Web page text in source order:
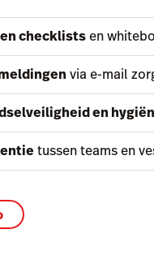
checklistsen
via e-mail
en
tussen teams en